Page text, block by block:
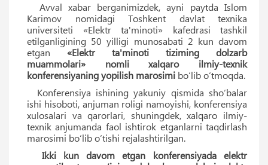
Avval xabar berganimizdek, ayni paytda Islom
Karimov nomidagi Toshkent davlat texnika
universiteti «Elektr ta'minoti» kafedrasi tashkil
etilganligining 50 yilligi munosabati 2 kun davom
etgan «Elektr ta'minoti tiziming dolzarb
muammolari» nomli xalqaro ilmiy-texnik
konferensiyaning yopilish marosimi bo‘lib o‘tmoqda.
Konferensiya ishining yakuniy qismida sho‘balar
ishi hisoboti, anjuman roligi namoyishi, konferensiya
xulosalari va qarorlari, shuningdek, xalqaro ilmiy-
texnik anjumanda faol ishtirok etganlarni taqdirlash
marosimi bo‘lib o‘tishi rejalashtirilgan.
Ikki kun davom etgan konferensiyada elektr